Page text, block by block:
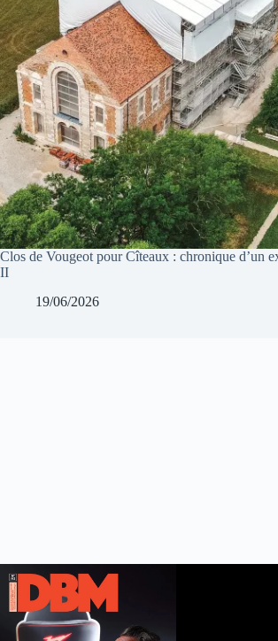
Clos de Vougeot pour Cîteaux : chronique d’un
II
19/06/2026